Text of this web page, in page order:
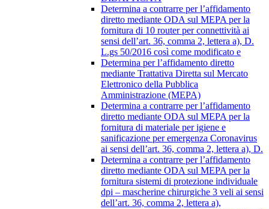
Determina a contrarre per l’affidamento
diretto mediante ODA sul MEPA per la
fornitura di 10 router per connettività ai
sensi dell’art. 36, comma 2, lettera a), D.
L.gs 50/2016 così come modificato e
Determina per l’affidamento diretto
mediante Trattativa Diretta sul Mercato
Elettronico della Pubblica
Amministrazione (MEPA)
Determina a contrarre per l’affidamento
diretto mediante ODA sul MEPA per la
fornitura di materiale per igiene e
sanificazione per emergenza Coronavirus
ai sensi dell’art. 36, comma 2, lettera a), D.
Determina a contrarre per l’affidamento
diretto mediante ODA sul MEPA per la
fornitura sistemi di protezione individuale
dpi – mascherine chirurgiche 3 veli ai sensi
dell’art. 36, comma 2, lettera a),